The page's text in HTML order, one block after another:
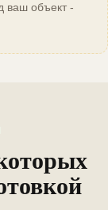
ваш объект -